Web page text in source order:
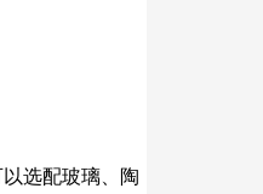
选配玻璃、陶